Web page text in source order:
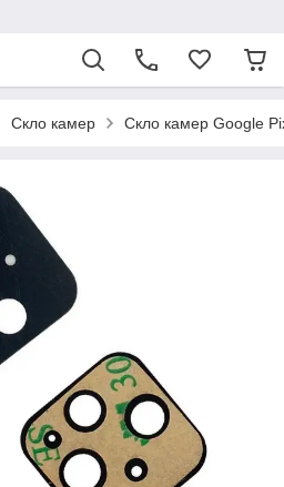
Скло камер Скло камер Google